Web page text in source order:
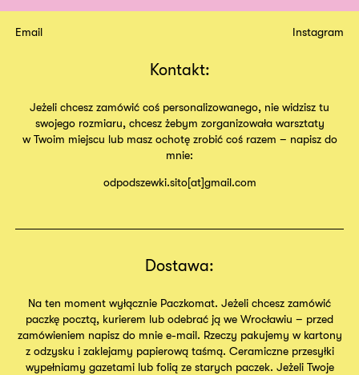
Email Instagram
Kontakt:
Jeżeli chcesz zamówić coś personalizowanego, nie widzisz tu
swojego rozmiaru, chcesz żebym zorganizowała warsztaty
w Twoim miejscu lub masz ochotę zrobić coś razem – napisz do
mnie:
odpodszewki.sito[at]gmail.com
Dostawa:
Na ten moment wyłącznie Paczkomat. Jeżeli chcesz zamówić
paczkę pocztą, kurierem lub odebrać ją we Wrocławiu – przed
zamówieniem napisz do mnie e-mail. Rzeczy pakujemy w kartony
z odzysku i zaklejamy papierową taśmą. Ceramiczne przesyłki
wypełniamy gazetami lub folią ze starych paczek. Jeżeli Twoje